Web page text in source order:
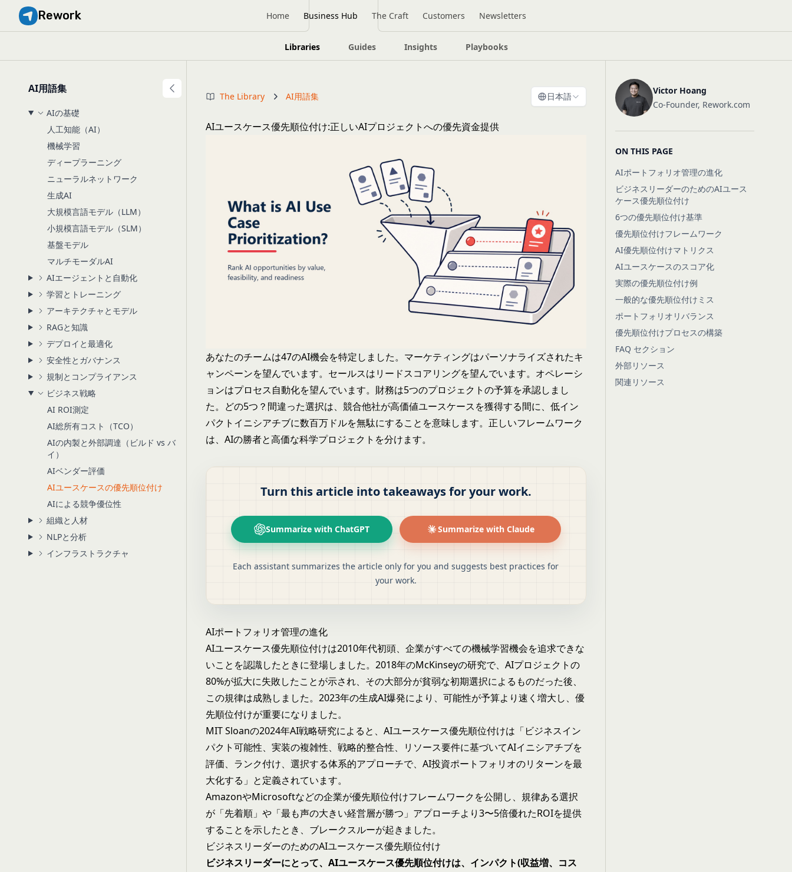
Rework Home Business Hub The Craft Customers Newsletters
Libraries Guides Insights Playbooks
AI用語集
AIの基礎
人工知能（AI）
機械学習
ディープラーニング
ニューラルネットワーク
生成AI
大規模言語モデル（LLM）
小規模言語モデル（SLM）
基盤モデル
マルチモーダルAI
AIエージェントと自動化
学習とトレーニング
アーキテクチャとモデル
RAGと知識
デプロイと最適化
安全性とガバナンス
規制とコンプライアンス
ビジネス戦略
AI ROI測定
AI総所有コスト（TCO）
AIの内製と外部調達（ビルド vs バ
イ）
AIベンダー評価
AIユースケースの優先順位付け
AIによる競争優位性
組織と人材
NLPと分析
インフラストラクチャ
The Library AI用語集 日本語
AIユースケース優先順位付け:正しいAIプロジェクトへの優先資金提供
あなたのチームは47のAI機会を特定しました。マーケティングはパーソナライズされたキ
ャンペーンを望んでいます。セールスはリードスコアリングを望んでいます。オペレーシ
ョンはプロセス自動化を望んでいます。財務は5つのプロジェクトの予算を承認しまし
た。どの5つ？間違った選択は、競合他社が高価値ユースケースを獲得する間に、低イン
パクトイニシアチブに数百万ドルを無駄にすることを意味します。正しいフレームワーク
は、AIの勝者と高価な科学プロジェクトを分けます。
Turn this article into takeaways for your work.
Summarize with ChatGPT Summarize with Claude
Each assistant summarizes the article only for you and suggests best practices for
your work.
AIポートフォリオ管理の進化
AIユースケース優先順位付けは2010年代初頭、企業がすべての機械学習機会を追求できな
いことを認識したときに登場しました。2018年のMcKinseyの研究で、AIプロジェクトの
80%が拡大に失敗したことが示され、その大部分が貧弱な初期選択によるものだった後、
この規律は成熟しました。2023年の生成AI爆発により、可能性が予算より速く増大し、優
先順位付けが重要になりました。
MIT Sloanの2024年AI戦略研究によると、AIユースケース優先順位付けは「ビジネスイン
パクト可能性、実装の複雑性、戦略的整合性、リソース要件に基づいてAIイニシアチブを
評価、ランク付け、選択する体系的アプローチで、AI投資ポートフォリオのリターンを最
大化する」と定義されています。
AmazonやMicrosoftなどの企業が優先順位付けフレームワークを公開し、規律ある選択
が「先着順」や「最も声の大きい経営層が勝つ」アプローチより3〜5倍優れたROIを提供
することを示したとき、ブレークスルーが起きました。
ビジネスリーダーのためのAIユースケース優先順位付け
ビジネスリーダーにとって、AIユースケース優先順位付けは、インパクト(収益増、コス
Victor Hoang
Co-Founder, Rework.com
ON THIS PAGE
AIポートフォリオ管理の進化
ビジネスリーダーのためのAIユース
ケース優先順位付け
6つの優先順位付け基準
優先順位付けフレームワーク
AI優先順位付けマトリクス
AIユースケースのスコア化
実際の優先順位付け例
一般的な優先順位付けミス
ポートフォリオリバランス
優先順位付けプロセスの構築
FAQ セクション
外部リソース
関連リソース